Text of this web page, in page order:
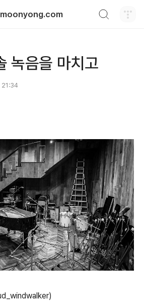
moonyong.com
녹음을 마치고
21:34